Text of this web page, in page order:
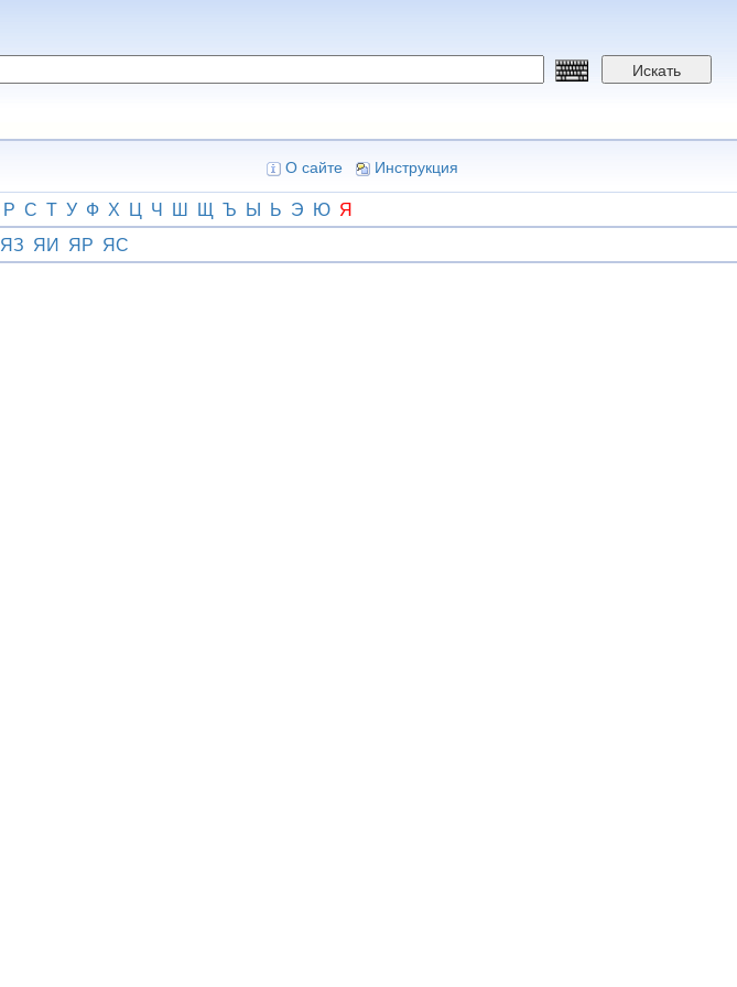
Искать
О сайте Инструкция
Р С Т У Ф Х Ц Ч Ш Щ Ъ Ы Ь Э Ю Я
ЯЗ ЯИ ЯР ЯС